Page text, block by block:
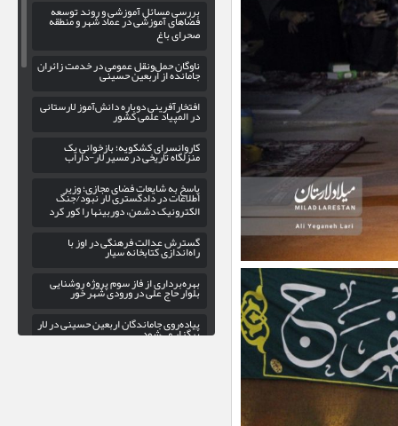
بررسی مسائل آموزشی و روند توسعه
فضاهای آموزشی در عماد شهر و منطقه
صحرای باغ
ناوگان حمل‌ونقل عمومی در خدمت زائران
جامانده از اربعین حسینی
افتخارآفرینی دوباره دانش‌آموز لارستانی
در المپیاد علمی کشور
کاروانسرای کشکویه؛ بازخوانی یک
منزلگاه تاریخی در مسیر لار-داراب
پاسخ به شایعات فضای مجازی؛ وزیر
اطلاعات در دادگستری لار نبود/جنگ
الکترونیک دشمن، دوربینها را کور کرد
گسترش عدالت فرهنگی در اوز با
راه‌اندازی کتابخانه سیار
بهره‌برداری از فاز سوم پروژه روشنایی
بلوار حاج علی در ورودی شهر خور
پیاده‌روی جاماندگان اربعین حسینی در لار
برگزار می‌شود